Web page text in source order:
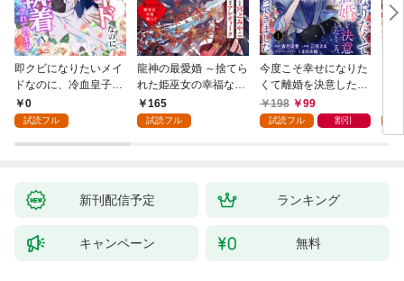
即クビになりたいメイ
ドなのに、冷血皇子に
執着されています第1
話
0
試読フル
龍神の最愛婚 ～捨てら
れた姫巫女の幸福な嫁
入り～: 1
165
試読フル
今度こそ幸せになりた
くて離婚を決意したと
ころ、無表情な旦那様
が「愛してる」と言っ
198 99
試読フル 割引
新刊配信予定 ランキング
キャンペーン 無料